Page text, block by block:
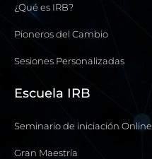
¿Qué es IRB?
Pioneros del Cambio
Sesiones Personalizadas
Escuela IRB
Seminario de iniciación Online
Gran Maestría